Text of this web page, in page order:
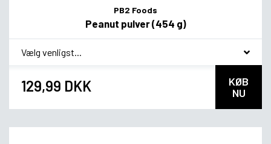
PB2 Foods
Peanut pulver (454 g)
* Smagsvariant
129,99 DKK
KØB
NU